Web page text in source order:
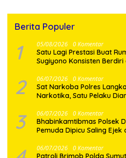
Berita Populer
1 05/08/2026 0 Komentar
Satu Lagi Prestasi Buat
Sugiyono Konsisten
2 06/07/2026 0 Komentar
Sat Narkoba Polres
Narkotika, Satu Pelaku
3 06/07/2026 0 Komentar
Bhabinkamtibmas Polsek
Pemuda Dipicu Saling Ejek
06/07/2026 0 Komentar
Patroli Brimob Polda